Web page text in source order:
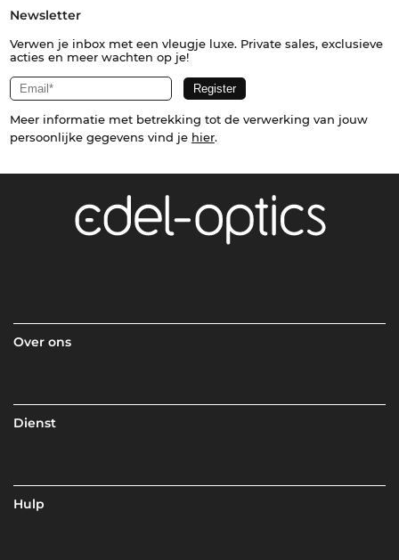
Newsletter
Verwen je inbox met een vleugje luxe. Private sales, exclusieve
acties en meer wachten op je!
Meer informatie met betrekking tot de verwerking van jouw
persoonlijke gegevens vind je hier.
Over ons
Dienst
Hulp